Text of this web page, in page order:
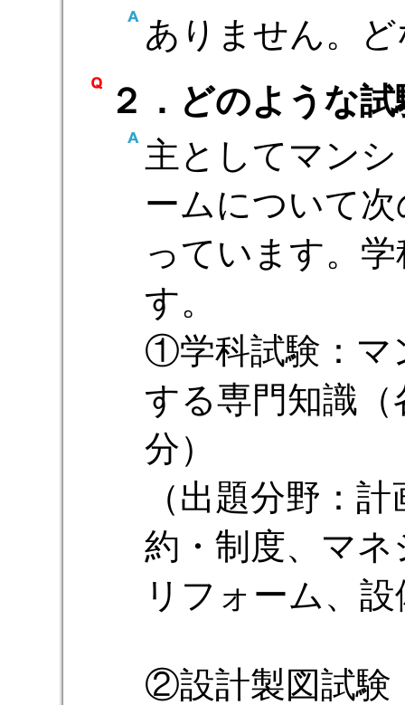
ありません。
２．どのような
主としてマン
ームについて
っています。
す。
①学科試験：マ
する専門知識（
分）
（出題分野：
約・制度、マ
リフォーム、
②設計製図試験